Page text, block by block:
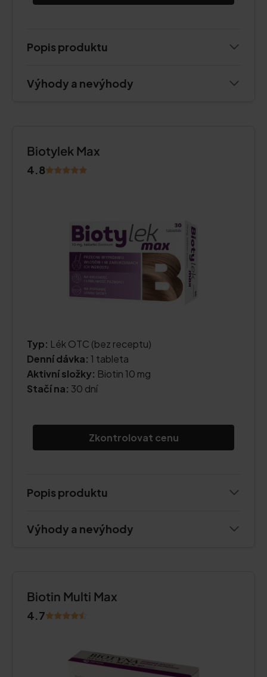
Popis produktu
Výhody a nevýhody
Biotylek Max
4.8
Typ: Lék OTC (bez receptu)
Denní dávka: 1 tableta
Aktivní složky: Biotin 10 mg
Stačí na: 30 dní
Zkontrolovat cenu
Popis produktu
Výhody a nevýhody
Biotin Multi Max
4.7